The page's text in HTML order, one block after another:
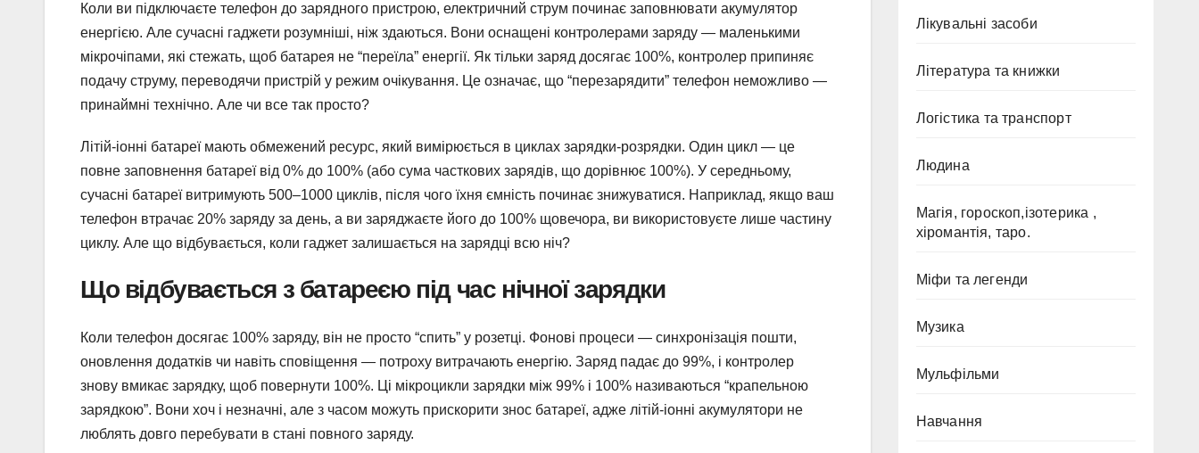
Коли ви підключаєте телефон до зарядного пристрою, електричний струм починає заповнювати акумулятор
енергією. Але сучасні гаджети розумніші, ніж здаються. Вони оснащені контролерами заряду — маленькими
мікрочіпами, які стежать, щоб батарея не “переїла” енергії. Як тільки заряд досягає 100%, контролер припиняє
подачу струму, переводячи пристрій у режим очікування. Це означає, що “перезарядити” телефон неможливо —
принаймні технічно. Але чи все так просто?
Літій-іонні батареї мають обмежений ресурс, який вимірюється в циклах зарядки-розрядки. Один цикл — це
повне заповнення батареї від 0% до 100% (або сума часткових зарядів, що дорівнює 100%). У середньому,
сучасні батареї витримують 500–1000 циклів, після чого їхня ємність починає знижуватися. Наприклад, якщо ваш
телефон втрачає 20% заряду за день, а ви заряджаєте його до 100% щовечора, ви використовуєте лише частину
циклу. Але що відбувається, коли гаджет залишається на зарядці всю ніч?
Що відбувається з батареєю під час нічної зарядки
Коли телефон досягає 100% заряду, він не просто “спить” у розетці. Фонові процеси — синхронізація пошти,
оновлення додатків чи навіть сповіщення — потроху витрачають енергію. Заряд падає до 99%, і контролер
знову вмикає зарядку, щоб повернути 100%. Ці мікроцикли зарядки між 99% і 100% називаються “крапельною
зарядкою”. Вони хоч і незначні, але з часом можуть прискорити знос батареї, адже літій-іонні акумулятори не
люблять довго перебувати в стані повного заряду.
Лікувальні засоби
Література та книжки
Логістика та транспорт
Людина
Магія, гороскоп,ізотерика ,
хіромантія, таро.
Міфи та легенди
Музика
Мульфільми
Навчання